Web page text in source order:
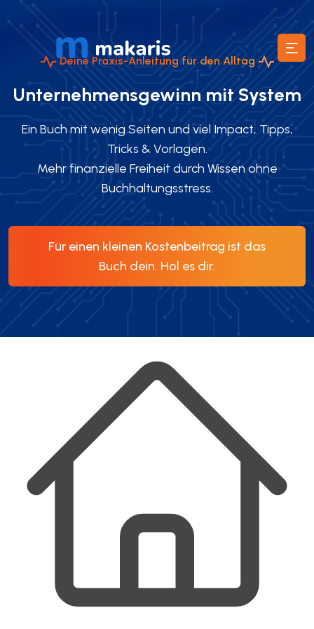
Deine Praxis-Anleitung für den Alltag
Unternehmensgewinn mit System
Ein Buch mit wenig Seiten und viel Impact, Tipps,
Tricks & Vorlagen.
Mehr finanzielle Freiheit durch Wissen ohne
Buchhaltungsstress.
Für einen kleinen Kostenbeitrag ist das
Buch dein. Hol es dir.